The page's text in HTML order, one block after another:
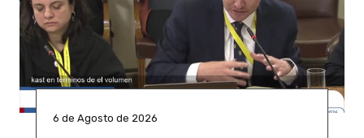
6 de Agosto de 2026